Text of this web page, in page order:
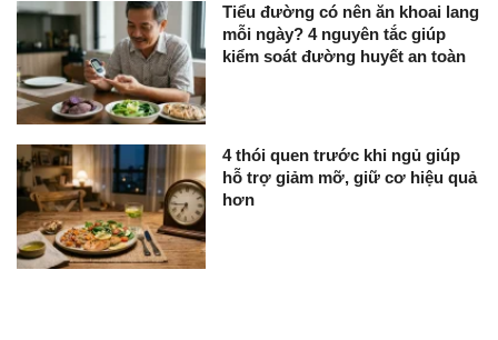
Tiểu đường có nên ăn khoai lang
mỗi ngày? 4 nguyên tắc giúp
kiểm soát đường huyết an toàn
4 thói quen trước khi ngủ giúp
hỗ trợ giảm mỡ, giữ cơ hiệu quả
hơn